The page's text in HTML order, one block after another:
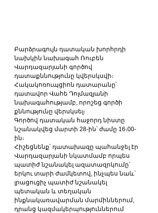
Բարձրագույն դատական խորհրդի
նախկին նախագահ Ռուբեն
Վարդազարյանի գործով
դատաքննությունը կվերսկսվի։
Հակակոռուպցիոն դատարանը՝
դատավոր Վահե Դոլմազյանի
նախագահությամբ, որոշեց գործի
քննությունը վերսկսել։
Գործով դատական հաջորդ նիստը
նշանակվեց մարտի 28-ին՝ ժամը 16։00-
ին։
Հիշեցնենք՝ դատախազը պահանջել էր
Վարդազարյանի նկատմամբ որպես
պատիժ նշանակել ազատազրկումը՝
երկու տարի ժամկետով, ինչպես նաև՝
լրացուցիչ պատիժ նշանակել
պետական և տեղական
ինքնակառավարման մարմիններում,
դրանց կազմակերպություններում